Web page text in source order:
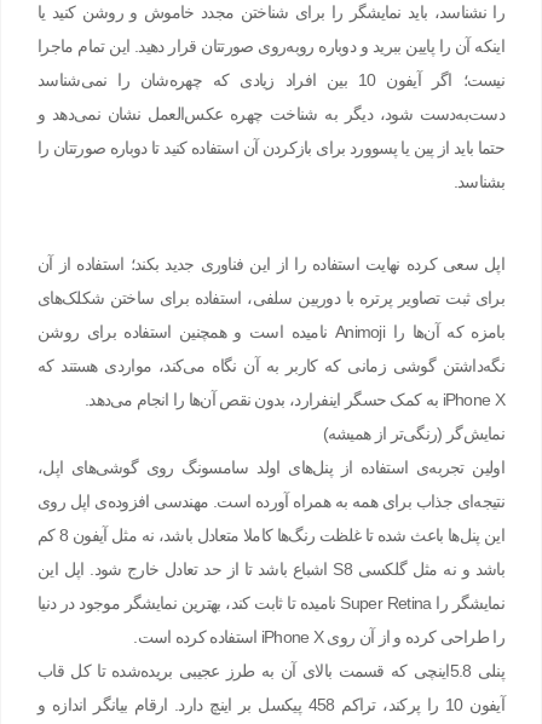
را نشناسد، باید نمایشگر را برای شناختن مجدد خاموش و روشن کنید یا
اینکه آن را پایین ببرید و دوباره روبه‌روی صورتتان قرار دهید. این تمام ماجرا
نیست؛ اگر آیفون 10 بین افراد زیادی که چهره‌شان را نمی‌شناسد
دست‌به‌دست شود، دیگر به شناخت چهره عکس‌العمل نشان نمی‌دهد و
حتما باید از پین یا پسوورد برای بازکردن آن استفاده کنید تا دوباره صورتتان را
بشناسد.
اپل سعی کرده نهایت استفاده را از این فناوری جدید بکند؛ استفاده از آن
برای ثبت تصاویر پرتره با دوربین سلفی، استفاده برای ساختن شکلک‌های
بامزه که آن‌ها را Animoji نامیده است و همچنین استفاده برای روشن
نگه‌داشتن گوشی زمانی که کاربر به آن نگاه می‌کند، مواردی هستند که
iPhone X به کمک حسگر اینفرارد، بدون نقص آن‌ها را انجام می‌دهد.
نمایش‌گر (رنگی‌تر از همیشه)
اولین تجربه‌ی استفاده از پنل‌های اولد سامسونگ روی گوشی‌های اپل،
نتیجه‌ای جذاب برای همه به همراه آورده است. مهندسی افزوده‌ی اپل روی
این پنل‌ها باعث شده تا غلظت رنگ‌ها کاملا متعادل باشد، نه مثل آیفون 8 کم
باشد و نه مثل گلکسی S8 اشباع باشد تا از حد تعادل خارج شود. اپل این
نمایشگر را Super Retina نامیده تا ثابت کند، بهترین نمایشگر موجود در دنیا
را طراحی کرده و از آن روی iPhone X استفاده کرده است.
پنلی 5.8اینچی که قسمت بالای آن به طرز عجیبی بریده‌شده تا کل قاب
آیفون 10 را پرکند، تراکم 458 پیکسل بر اینچ دارد. ارقام بیانگر اندازه و